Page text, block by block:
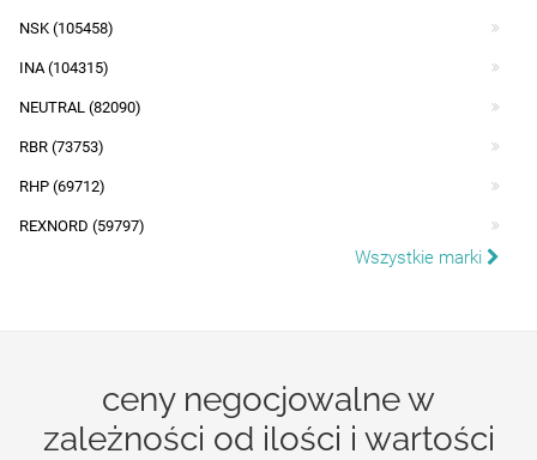
NSK (105458)
INA (104315)
NEUTRAL (82090)
RBR (73753)
RHP (69712)
REXNORD (59797)
Wszystkie marki
ceny negocjowalne w
zależności od ilości i wartości